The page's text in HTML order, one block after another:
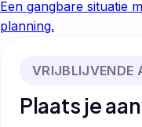
Een gangbare situatie
planning.
VRIJBLIJVENDE
Plaats je